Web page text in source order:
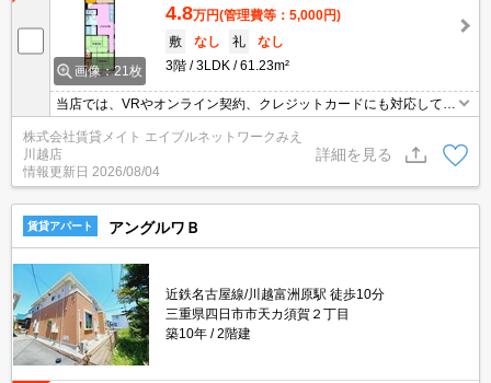
画像：21枚
4.8万円(管理費等：5,000円)
敷
なし 礼
なし
3階
3LDK 61.23m²
当店では、VRやオンライン契約、クレジットカードにも対応してお
りWEBのみでの契約も可能ですのでお気軽にお問い合わせ下さい！
株式会社賃貸メイト エイブルネットワークみえ
川越店
情報更新日 2026/08/04
詳細を見る
賃貸アパート アングルワＢ
近鉄名古屋線/川越富洲原駅 徒歩10分
三重県四日市市天カ須賀２丁目
築10年
2階建